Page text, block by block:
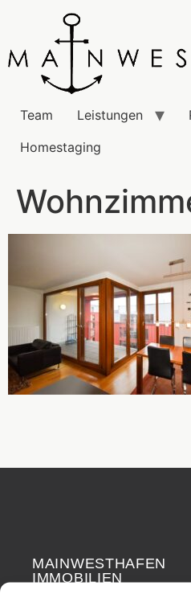
Team Leistungen
Homestaging
MAINWESTHAFEN
IMMOBILIEN